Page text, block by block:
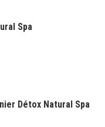
Spa
Détox Natural Spa